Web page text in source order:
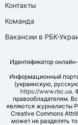
Контакты
Команда
Вакансии в РБК-
Идентификатор
Информационный
(украинскую,
https://www.rbc.ua.
правообладателям.
являются журналисты
Creative Commons
может не разделять